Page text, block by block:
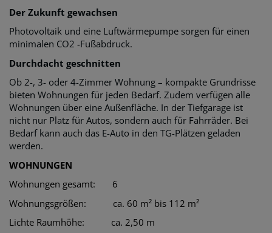
Der Zukunft gewachsen
Photovoltaik und eine Luftwärmepumpe sorgen für einen
minimalen CO2 -Fußabdruck.
Durchdacht geschnitten
Ob 2-, 3- oder 4-Zimmer Wohnung – kompakte Grundrisse
bieten Wohnungen für jeden Bedarf. Zudem verfügen alle
Wohnungen über eine Außenfläche. In der Tiefgarage ist
nicht nur Platz für Autos, sondern auch für Fahrräder. Bei
Bedarf kann auch das E-Auto in den TG-Plätzen geladen
werden.
WOHNUNGEN
Wohnungen gesamt: 6
Wohnungsgrößen:
ca. 60 m² bis 112 m²
Lichte Raumhöhe: ca. 2,50 m